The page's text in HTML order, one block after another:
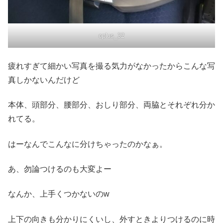
oplus_32
疲れすぎて細かい写真を撮る気力がなかったからこんな写
真しかないんだけど
本体、頭部分、腰部分、おしり部分、両脇とそれぞれ分か
れてる。
はーなんでこんなに分けちゃったのかなぁ。
あ、勿論つけるのも大変よー
なんか、上手くつかないのw
上下の向きも分かりにくいし、外すときよりつけるのに時